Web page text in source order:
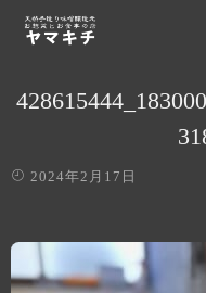
2024年2月17日